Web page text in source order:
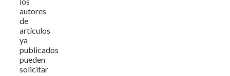
autores
de
artículos
ya
publicados
pueden
solicitar